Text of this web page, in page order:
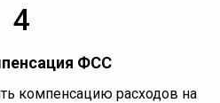
4
ФСС
компенсацию расходов на